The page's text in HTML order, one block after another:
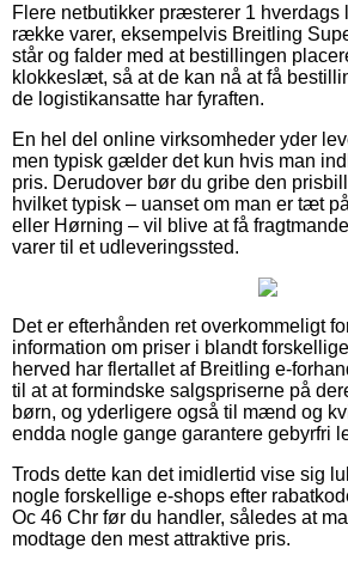
Flere netbutikker præsterer 1 hverdags
række varer, eksempelvis Breitling
står og falder med at bestillingen
klokkeslæt, så at de kan nå at få
de logistikansatte har fyraften.
En hel del online virksomheder yder
men typisk gælder det kun hvis man
pris. Derudover bør du gribe den
hvilket typisk – uanset om man er tæt
eller Hørning – vil blive at få
varer til et udleveringssted.
Det er efterhånden ret overkommeligt
information om priser i blandt
herved har flertallet af Breitling e-
til at at formindske salgspriserne på
børn, og yderligere også til mænd og
endda nogle gange garantere gebyrfri
Trods dette kan det imidlertid vise sig
nogle forskellige e-shops efter
Oc 46 Chr før du handler, således at
modtage den mest attraktive pris.